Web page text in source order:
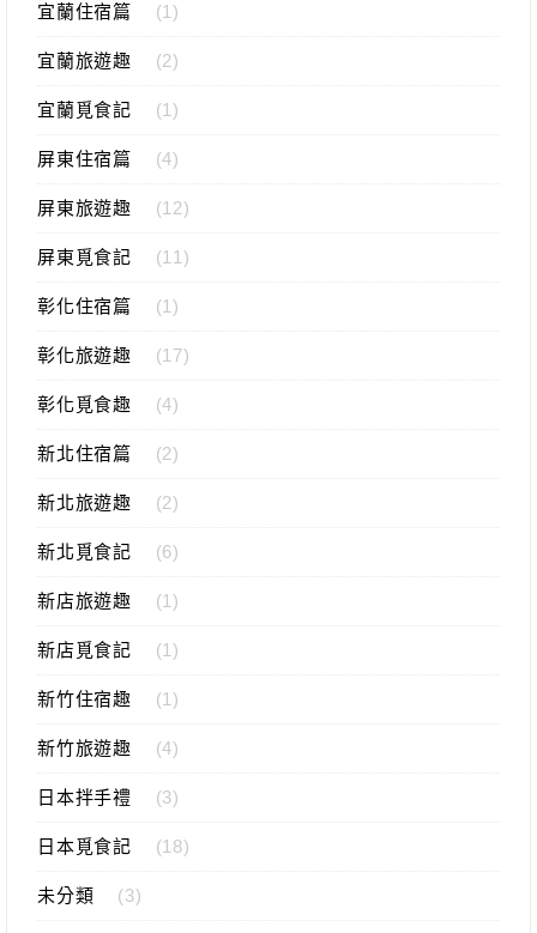
宜蘭住宿篇 (1)
宜蘭旅遊趣 (2)
宜蘭覓食記 (1)
屏東住宿篇 (4)
屏東旅遊趣 (12)
屏東覓食記 (11)
彰化住宿篇 (1)
彰化旅遊趣 (17)
彰化覓食趣 (4)
新北住宿篇 (2)
新北旅遊趣 (2)
新北覓食記 (6)
新店旅遊趣 (1)
新店覓食記 (1)
新竹住宿趣 (1)
新竹旅遊趣 (4)
日本拌手禮 (3)
日本覓食記 (18)
未分類 (3)